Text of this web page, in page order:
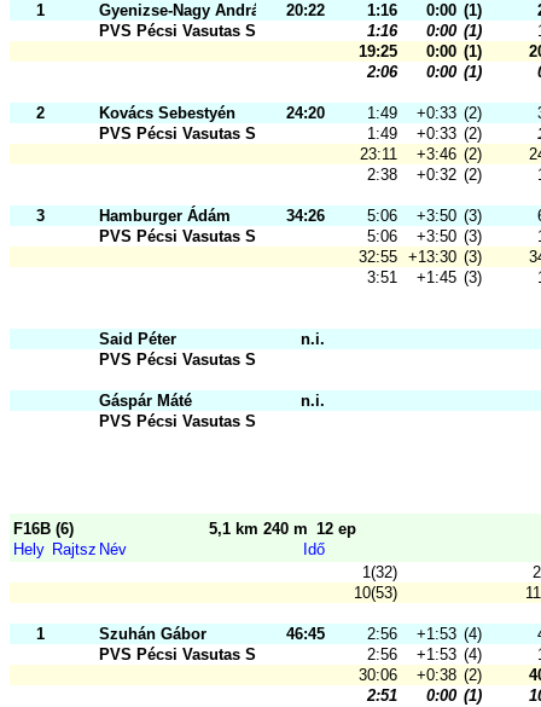
1 Gyenizse-Nagy András Barnabás
20:22 1:16 0:00 (1)
PVS Pécsi Vasutas Sportkör
1:16 0:00 (1)
19:25
0:00 (1)
2:06
0:00 (1)
2 Kovács Sebestyén 24:20 1:49 +0:33 (2)
PVS Pécsi Vasutas Sportkör
1:49 +0:33 (2)
23:11
+3:46 (2)
2:38
+0:32 (2)
3 Hamburger Ádám 34:26 5:06 +3:50 (3)
PVS Pécsi Vasutas Sportkör
5:06 +3:50 (3)
32:55 +13:30 (3)
3:51
+1:45 (3)
Said Péter
n.i.
PVS Pécsi Vasutas Sportkör
Gáspár Máté
n.i.
PVS Pécsi Vasutas Sportkör
F16B (6) 5,1 km 240 m 12 ep
Hely Rajtsz Név
Idő
1(32)
10(53)
1 Szuhán Gábor 46:45 2:56 +1:53 (4)
PVS Pécsi Vasutas Sportkör
2:56 +1:53 (4)
30:06
+0:38 (2)
2:51
0:00 (1)